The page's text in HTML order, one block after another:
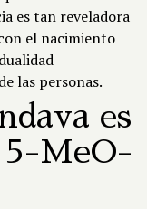
es tan reveladora
el nacimiento
las personas.
es
5-MeO-